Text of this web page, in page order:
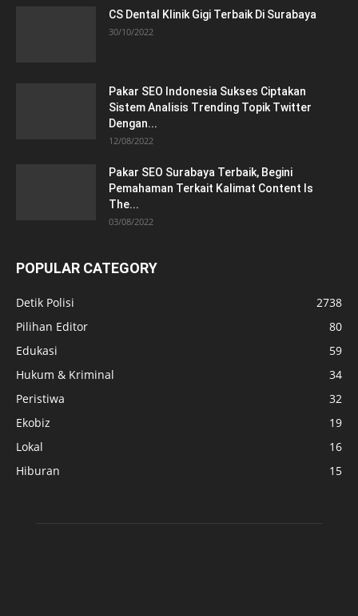
CS Dental Klinik Gigi Terbaik Di Surabaya
30/10/2022
Pakar SEO Indonesia Sukses Ciptakan
Sistem Analisis Trending Topik Twitter
Dengan...
12/08/2022
Pakar SEO Surabaya Terbaik, Begini
Pemahaman Terkait Kalimat Content Is
The...
03/08/2022
POPULAR CATEGORY
Detik Polisi
2738
Pilihan Editor
80
Edukasi
59
Hukum & Kriminal
34
Peristiwa
32
Ekobiz
19
Lokal
16
Hiburan
15